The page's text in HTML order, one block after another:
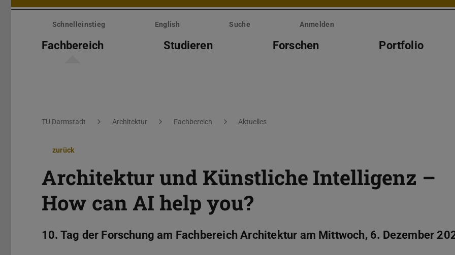
Menü
überspringenSchnelleinstieg English Suche Anmelden
Fachbereich Studieren Forschen Portfolio
Sie befinden sich hier:
TU Darmstadt Architektur Fachbereich Aktuelles
zurück
Architektur und Künstliche Intelligenz –
How can AI help you?
10. Tag der Forschung am Fachbereich Architektur am Mittwoch, 6. Dezember